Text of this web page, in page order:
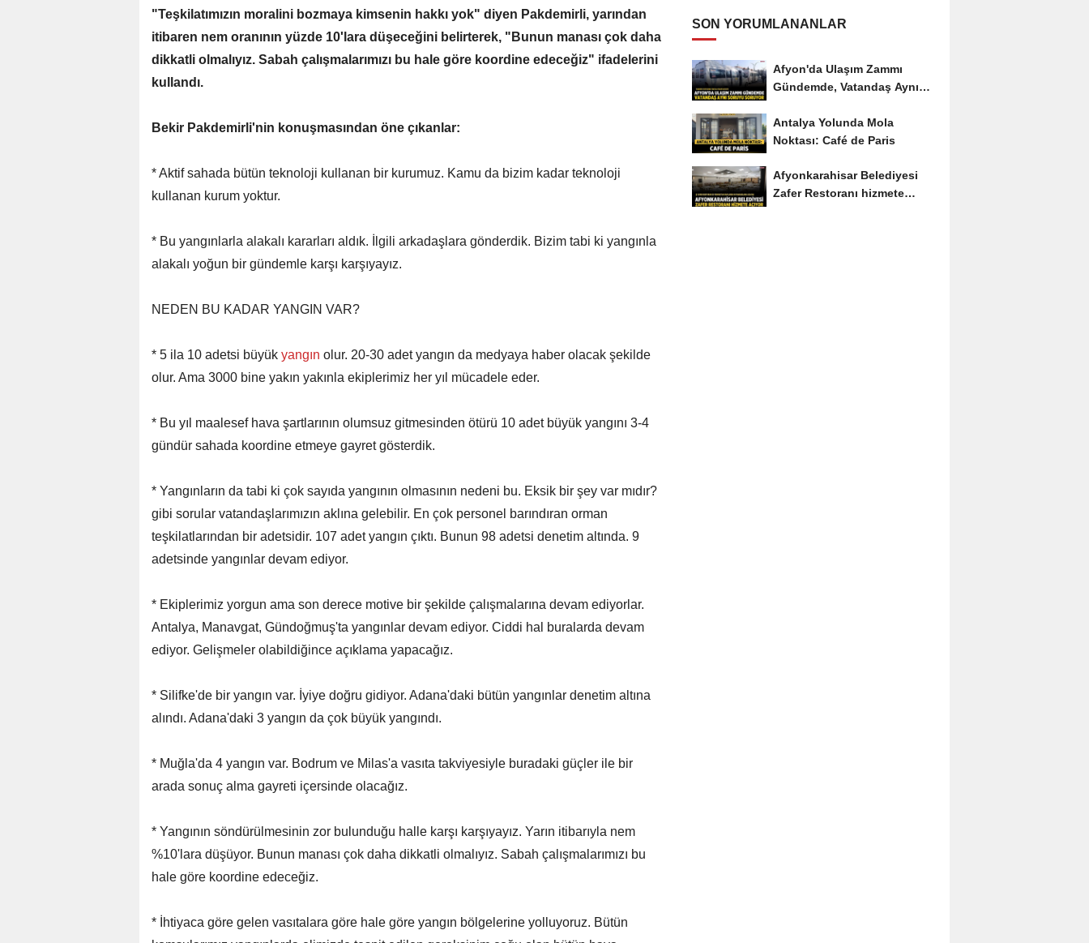
"Teşkilatımızın moralini bozmaya kimsenin hakkı yok" diyen Pakdemirli, yarından
itibaren nem oranının yüzde 10'lara düşeceğini belirterek, "Bunun manası çok daha
dikkatli olmalıyız. Sabah çalışmalarımızı bu hale göre koordine edeceğiz" ifadelerini
kullandı.
Bekir Pakdemirli'nin konuşmasından öne çıkanlar:
* Aktif sahada bütün teknoloji kullanan bir kurumuz. Kamu da bizim kadar teknoloji
kullanan kurum yoktur.
* Bu yangınlarla alakalı kararları aldık. İlgili arkadaşlara gönderdik. Bizim tabi ki yangınla
alakalı yoğun bir gündemle karşı karşıyayız.
NEDEN BU KADAR YANGIN VAR?
* 5 ila 10 adetsi büyük yangın olur. 20-30 adet yangın da medyaya haber olacak şekilde
olur. Ama 3000 bine yakın yakınla ekiplerimiz her yıl mücadele eder.
* Bu yıl maalesef hava şartlarının olumsuz gitmesinden ötürü 10 adet büyük yangını 3-4
gündür sahada koordine etmeye gayret gösterdik.
* Yangınların da tabi ki çok sayıda yangının olmasının nedeni bu. Eksik bir şey var mıdır?
gibi sorular vatandaşlarımızın aklına gelebilir. En çok personel barındıran orman
teşkilatlarından bir adetsidir. 107 adet yangın çıktı. Bunun 98 adetsi denetim altında. 9
adetsinde yangınlar devam ediyor.
* Ekiplerimiz yorgun ama son derece motive bir şekilde çalışmalarına devam ediyorlar.
Antalya, Manavgat, Gündoğmuş'ta yangınlar devam ediyor. Ciddi hal buralarda devam
ediyor. Gelişmeler olabildiğince açıklama yapacağız.
* Silifke'de bir yangın var. İyiye doğru gidiyor. Adana'daki bütün yangınlar denetim altına
alındı. Adana'daki 3 yangın da çok büyük yangındı.
* Muğla'da 4 yangın var. Bodrum ve Milas'a vasıta takviyesiyle buradaki güçler ile bir
arada sonuç alma gayreti içersinde olacağız.
* Yangının söndürülmesinin zor bulunduğu halle karşı karşıyayız. Yarın itibarıyla nem
%10'lara düşüyor. Bunun manası çok daha dikkatli olmalıyız. Sabah çalışmalarımızı bu
hale göre koordine edeceğiz.
* İhtiyaca göre gelen vasıtalara göre hale göre yangın bölgelerine yolluyoruz. Bütün
SON YORUMLANANLAR
Afyon'da Ulaşım Zammı
Gündemde, Vatandaş Aynı
Antalya Yolunda Mola
Noktası: Café de Paris
Afyonkarahisar Belediyesi
Zafer Restoranı hizmete